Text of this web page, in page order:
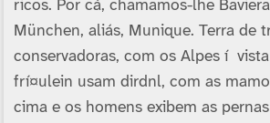
ricos. Por cá, chamamos-lhe
München, aliás, Munique. Terra de
conservadoras, com os Alpes í
frí¤ulein usam dirdnl, com as
cima e os homens exibem as